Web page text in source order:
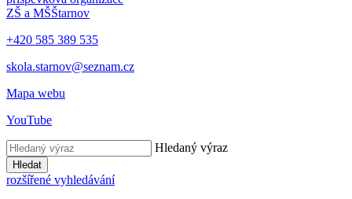
ZŠ a MŠŠtarnov
+420 585 389 535
skola.starnov@seznam.cz
Mapa webu
YouTube
Hledaný výraz
Hledat
rozšířené vyhledávání